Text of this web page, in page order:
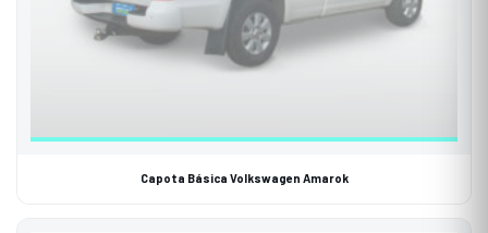
Capota Básica Volkswagen Amarok